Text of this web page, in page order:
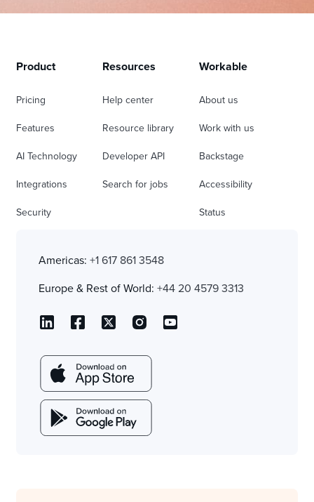
Product
Pricing
Features
AI Technology
Integrations
Security
Resources
Help center
Resource library
Developer API
Search for jobs
Workable
About us
Work with us
Backstage
Accessibility
Status
Americas: +1 617 861 3548
Europe & Rest of World: +44 20 4579 3313